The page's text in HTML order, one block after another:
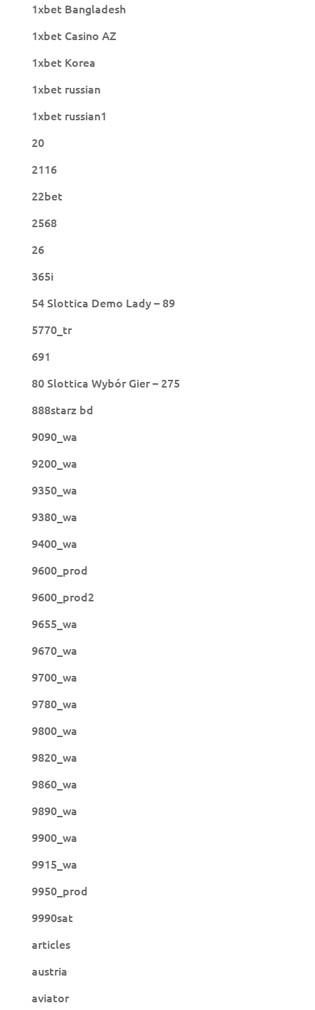
1xbet Bangladesh
1xbet Casino AZ
1xbet Korea
1xbet russian
1xbet russian1
20
2116
22bet
2568
26
365i
54 Slottica Demo Lady – 89
5770_tr
691
80 Slottica Wybór Gier – 275
888starz bd
9090_wa
9200_wa
9350_wa
9380_wa
9400_wa
9600_prod
9600_prod2
9655_wa
9670_wa
9700_wa
9780_wa
9800_wa
9820_wa
9860_wa
9890_wa
9900_wa
9915_wa
9950_prod
9990sat
articles
austria
aviator